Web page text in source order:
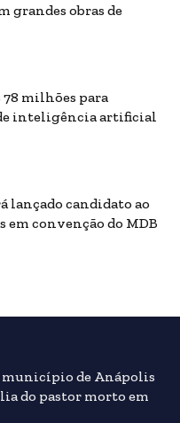
grandes obras de
78 milhões para
inteligência artificial
lançado candidato ao
em convenção do MDB
município de Anápolis
do pastor morto em